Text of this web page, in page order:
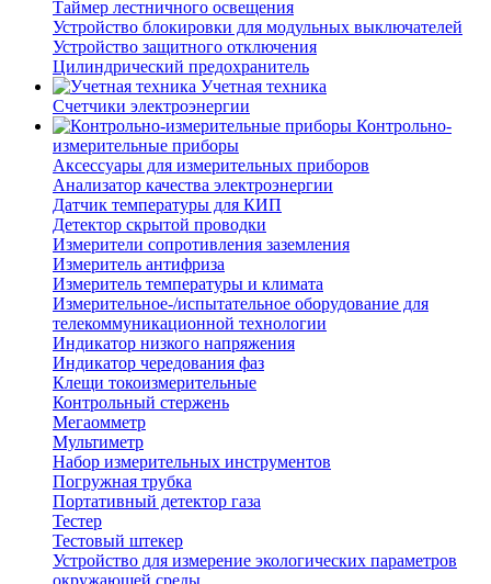
Таймер лестничного освещения
Устройство блокировки для модульных выключателей
Устройство защитного отключения
Цилиндрический предохранитель
Учетная техника
Счетчики электроэнергии
Контрольно-
измерительные приборы
Аксессуары для измерительных приборов
Анализатор качества электроэнергии
Датчик температуры для КИП
Детектор скрытой проводки
Измерители сопротивления заземления
Измеритель антифриза
Измеритель температуры и климата
Измерительное-/испытательное оборудование для
телекоммуникационной технологии
Индикатор низкого напряжения
Индикатор чередования фаз
Клещи токоизмерительные
Контрольный стержень
Мегаомметр
Мультиметр
Набор измерительных инструментов
Погружная трубка
Портативный детектор газа
Тестер
Тестовый штекер
Устройство для измерение экологических параметров
окружающей среды